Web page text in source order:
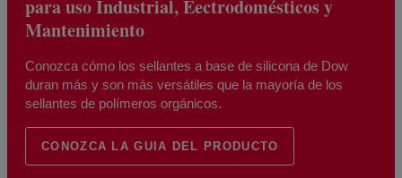
para uso Industrial, Eectrodomésticos y
Mantenimiento
Conozca cómo los sellantes a base de silicona de Dow
duran más y son más versátiles que la mayoría de los
sellantes de polímeros orgánicos.
CONOZCA LA GUIA DEL PRODUCTO